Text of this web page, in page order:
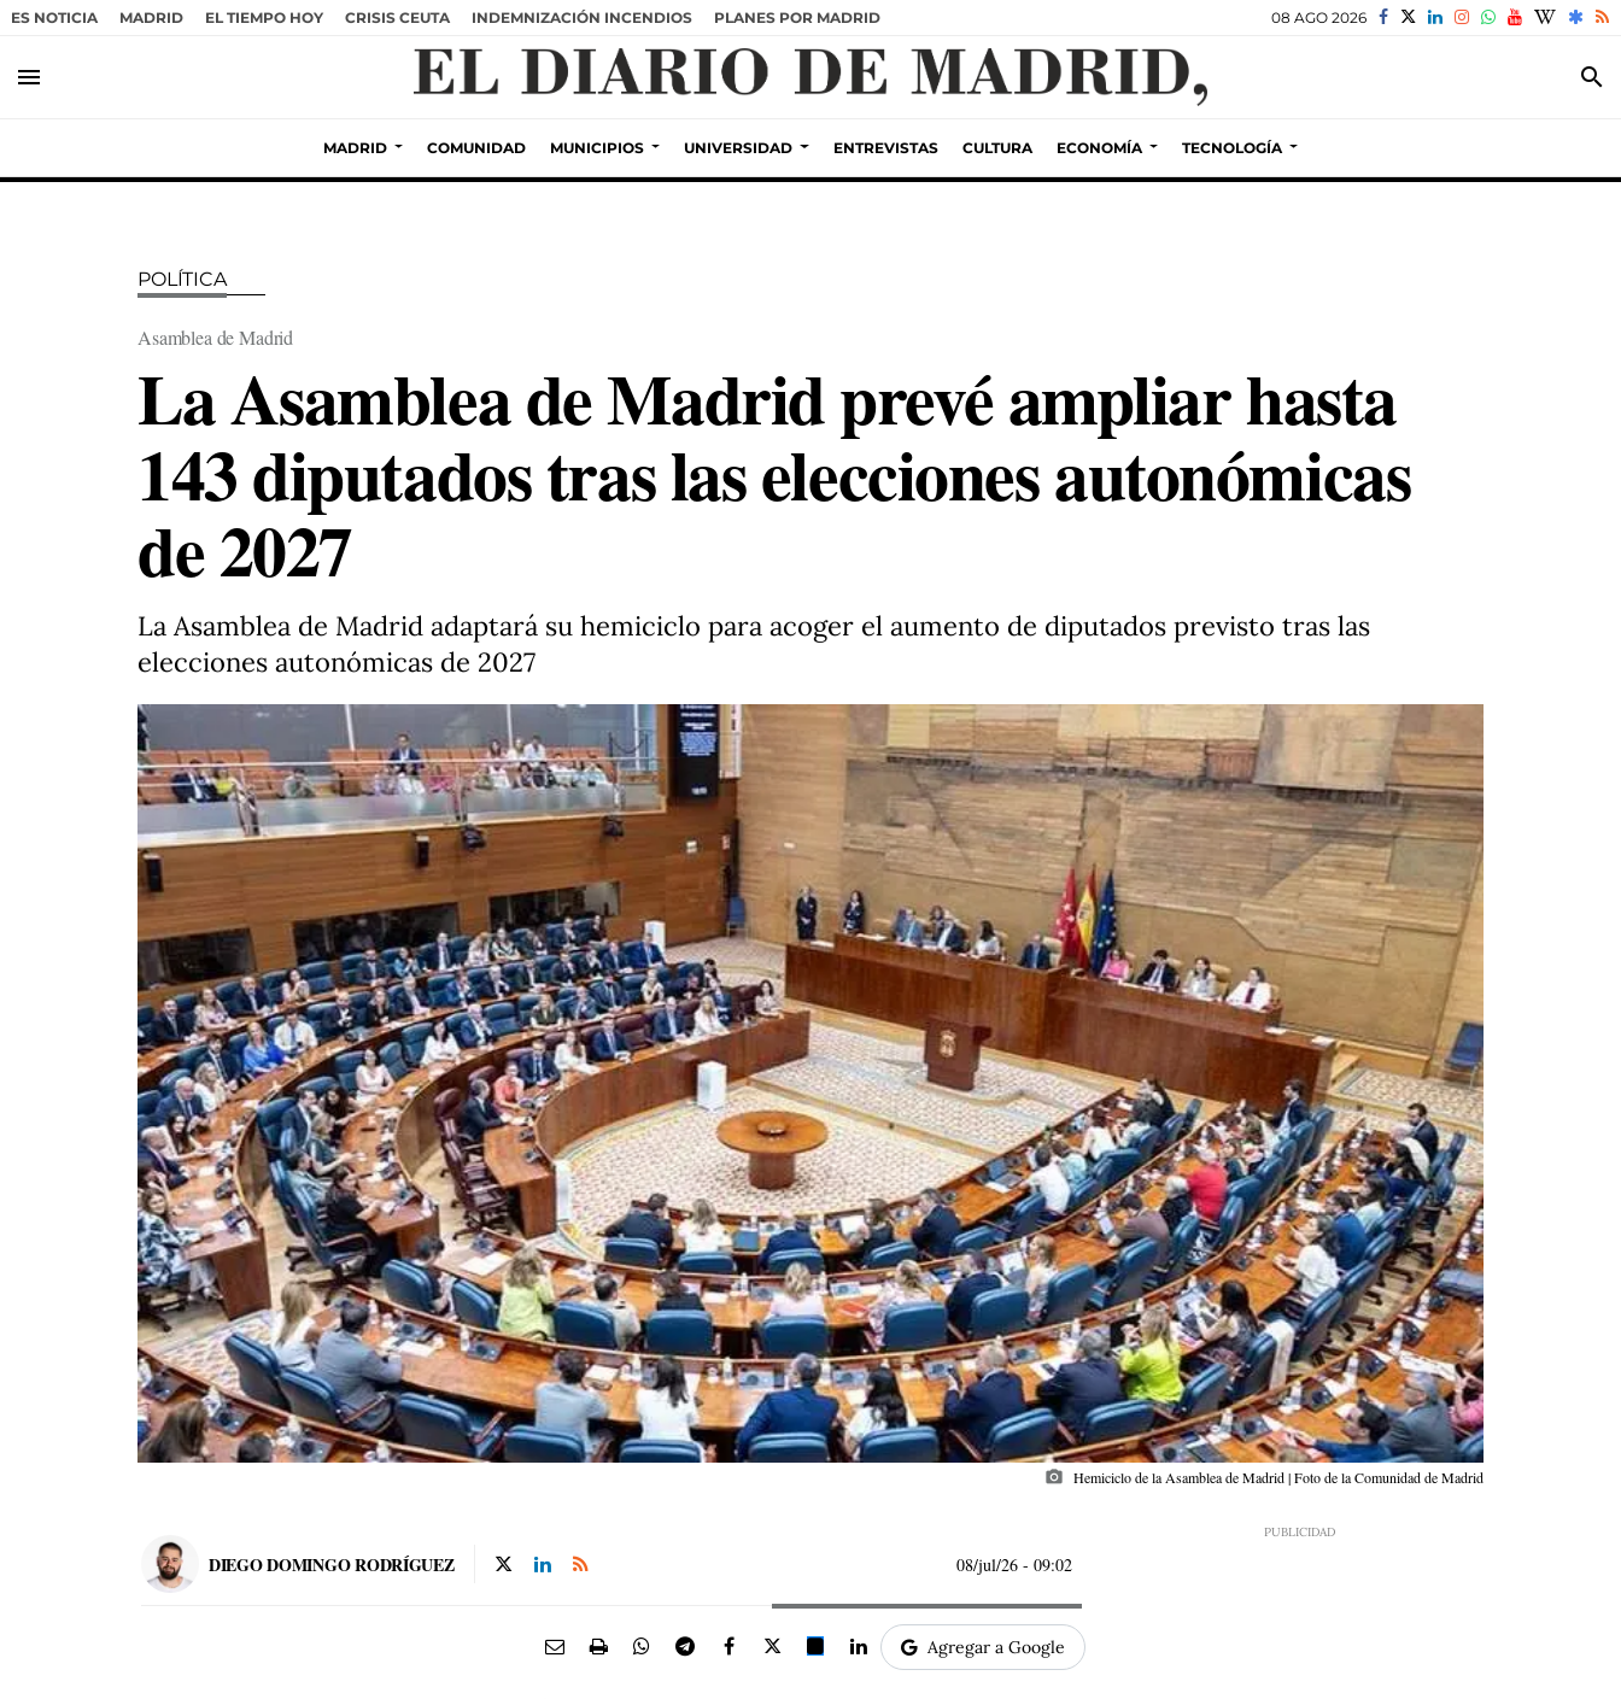
ES NOTICIA MADRID EL TIEMPO HOY CRISIS CEUTA INDEMNIZACIÓN INCENDIOS PLANES POR MADRID 08 AGO 2026
menu search
MADRID COMUNIDAD MUNICIPIOS UNIVERSIDAD ENTREVISTAS CULTURA ECONOMÍA TECNOLOGÍA
POLÍTICA
Asamblea de Madrid
La Asamblea de Madrid prevé ampliar hasta
143 diputados tras las elecciones autonómicas
de 2027
La Asamblea de Madrid adaptará su hemiciclo para acoger el aumento de diputados previsto tras las
elecciones autonómicas de 2027
photo_camera Hemiciclo de la Asamblea de Madrid | Foto de la Comunidad de Madrid
DIEGO DOMINGO RODRÍGUEZ 08/jul/26 - 09:02
Agregar a Google